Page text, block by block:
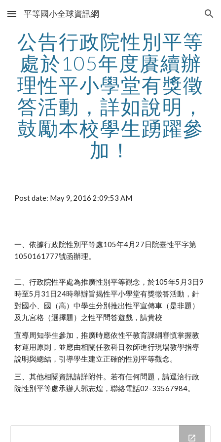
Skip to main content Skip to navigation
平等國小全球資訊網
公告行政院性別平等
處於105年度賡續辦
理性平小學堂有獎徵
答活動，詳如說明，
鼓勵本校學生踴躍參
加！
Post date: May 9, 2016 2:09:53 AM
一、依據行政院性別平等處105年4月27日院臺性平字第
1050161777號函辦理。
二、行政院性平處為推廣性別平等觀念，於105年5月3日9
時至5月31日24時舉辦旨揭性平小學堂有獎徵答活動，針
對國小、國（高）中學生分別推出性平宣傳車（是非題）
及九宮格（選擇題）之性平問答遊戲，請貴校
宣導周知學生參加，推廣時應依性平教育課綱審慎掌握教
材運用原則，並應由相關任教科目教師進行現場教學指導
說明與總結，引導學生建立正確的性別平等觀念。
三、其他相關資訊請詳附件。若有任何問題，請逕洽行政
院性別平等處承辦人郭志煌，聯絡電話02-33567984。